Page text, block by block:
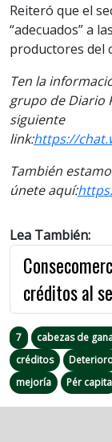
Reiteró que el
“adecuados” a
productores del
Ten la
grupo de Diario
siguiente
link:https://
También
únete aquí:
Lea También:
créditos al
7 cabezas de
créditos
mejoría
Pér capita